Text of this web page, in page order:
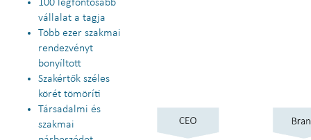
100 legfontosabb
vállalat a tagja
Több ezer szakmai
rendezvényt
bonyíltott
Szakértők széles
körét tömöríti
Társadalmi és
szakmai